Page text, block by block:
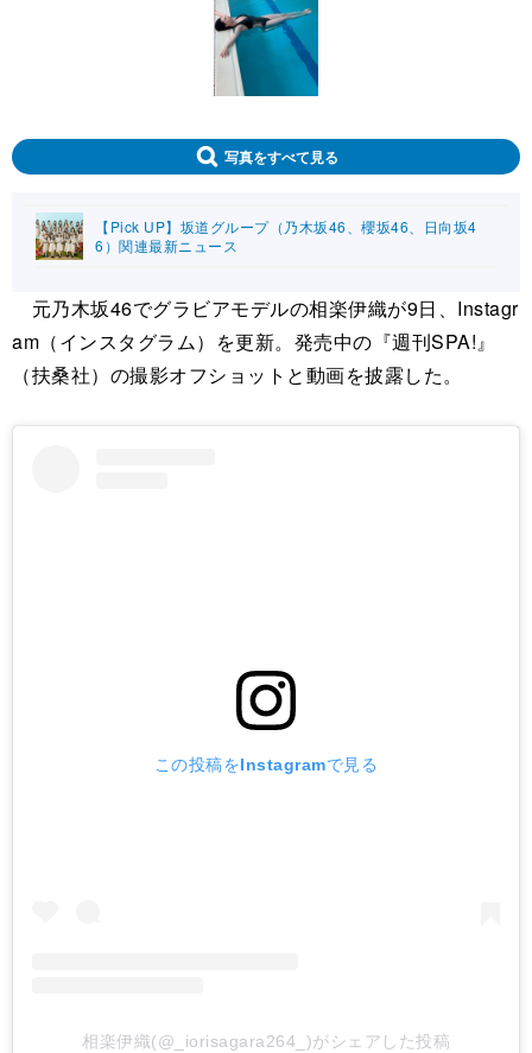
写真をすべて見る
【Pick UP】坂道グループ（乃木坂46、櫻坂46、日向坂4
6）関連最新ニュース
元乃木坂46でグラビアモデルの相楽伊織が9日、Instagr
am（インスタグラム）を更新。発売中の『週刊SPA!』
（扶桑社）の撮影オフショットと動画を披露した。
この投稿をInstagramで見る
相楽伊織(@_iorisagara264_)がシェアした投稿